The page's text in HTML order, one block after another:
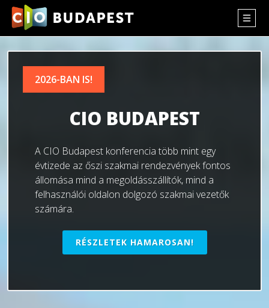
2026-BAN IS!
CIO BUDAPEST
A CIO Budapest konferencia több mint egy
évtizede az őszi szakmai rendezvények fontos
állomása mind a megoldásszállítók, mind a
felhasználói oldalon dolgozó szakmai vezetők
számára.
RÉSZLETEK HAMAROSAN!